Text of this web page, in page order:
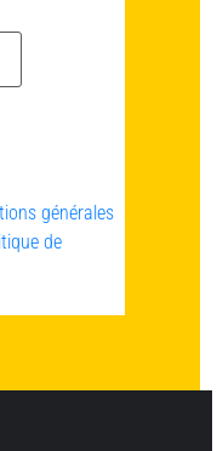
générales
de